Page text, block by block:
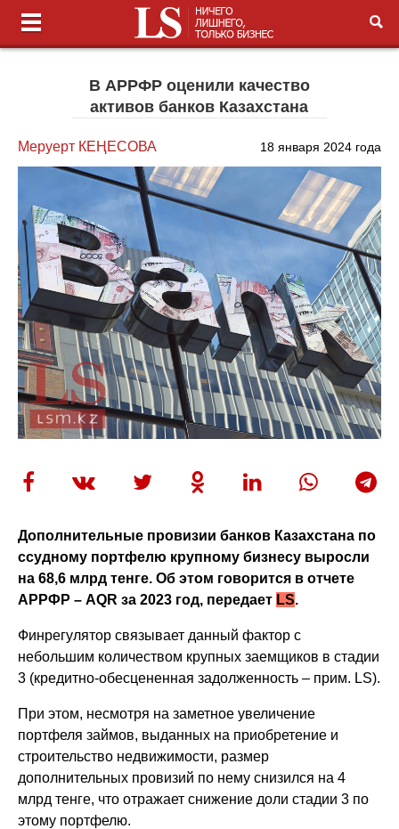
В АРРФР оценили качество
активов банков Казахстана
Меруерт КЕҢЕСОВА 18 января 2024 года
Дополнительные провизии банков Казахстана по
ссудному портфелю крупному бизнесу выросли
на 68,6 млрд тенге. Об этом говорится в отчете
АРРФР –AQRза 2023 год, передает LS.
Финрегулятор связывает данный фактор с
небольшим количеством крупных заемщиков в стадии
3 (кредитно-обесцененная задолженность – прим. LS).
При этом, несмотря на заметное увеличение
портфеля займов, выданных на приобретение и
строительство недвижимости, размер
дополнительных провизий по нему снизился на 4
млрд тенге, что отражает снижение доли стадии 3 по
этому портфелю.